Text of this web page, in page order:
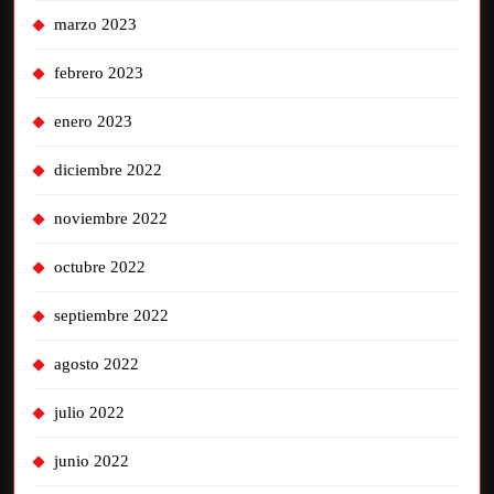
marzo 2023
febrero 2023
enero 2023
diciembre 2022
noviembre 2022
octubre 2022
septiembre 2022
agosto 2022
julio 2022
junio 2022